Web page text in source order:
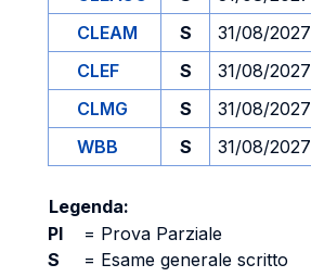
CLEAM
S 31/08/2027
CLEF
S 31/08/2027
CLMG
S 31/08/2027
WBB
S 31/08/2027
Legenda:
PI
= Prova Parziale
S
= Esame generale scritto